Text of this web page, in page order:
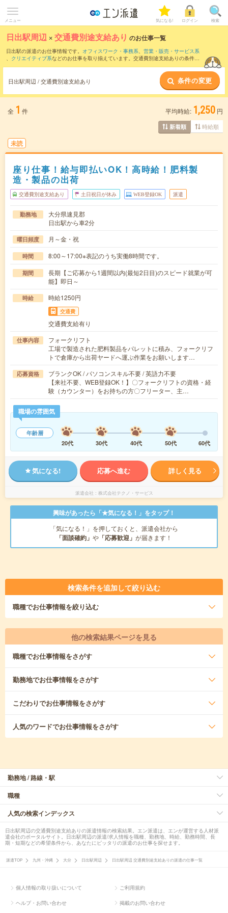
メニュー 気になる! ログイン 検索
日出駅周辺 ×交通費別途支給あり のお仕事一覧
日出駅の派遣のお仕事情報です。 オフィスワーク・事務系、 営業・販売・サービス系
、 クリエイティブ系などのお仕事を取り揃えています。交通費別途支給ありの条件の
日出駅周辺 / 交通費別途支給あり 条件の変更
全 1 件 平均時給: 1,250 円
新着順 時給順
未読
座り仕事！給与即払いOK！高時給！肥料製
造・製品の出荷
交通費別途支給あり 土日祝日が休み WEB登録OK 派遣
勤務地
大分県速見郡
日出駅から車2分
曜日頻度 月～金・祝
時間 8:00～17:00※表記のうち実働8時間です。
期間
長期【ご応募から1週間以内(最短2日目)のスピード就業が可
能】即日～
時給 時給1250円
交通費
交通費支給有り
仕事内容
フォークリフト
工場で製造された肥料製品をパレットに積み、フォークリフ
トで倉庫から出荷ヤードへ運ぶ作業をお願いします…
応募資格
ブランクOK / パソコンスキル不要 / 英語力不要
【来社不要、WEB登録OK！】〇フォークリフトの資格・経
験（カウンター）をお持ちの方〇フリーター、主…
職場の雰囲気
年齢層
20代
30代 40代 50代 60代
気になる! 応募へ進む 詳しく見る
派遣会社 株式会社テクノ・サービス
興味があったら「★気になる！」をタップ！
「気になる！」を押しておくと、派遣会社から
「面談確約」 や 「応募歓迎」 が届きます！
検索条件を追加して絞り込む
職種でお仕事情報を絞り込む
他の検索結果ページを見る
職種でお仕事情報をさがす
勤務地でお仕事情報をさがす
こだわりでお仕事情報をさがす
人気のワードでお仕事情報をさがす
勤務地 / 路線・駅
職種
人気の検索インデックス
日出駅周辺の交通費別途支給ありの派遣情報の検索結果。エン派遣は、エンが運営する人材派
遣会社のポータルサイト。日出駅周辺の派遣/求人情報を職種、勤務地、時給、勤務時間、長
期・短期などの希望条件から、あなたにピッタリの派遣のお仕事を探せます。
派遣TOP 九州・沖縄 大分 日出駅周辺 日出駅周辺 交通費別途支給ありの派遣の仕事一覧
個人情報の取り扱いについて ご利用規約
ヘルプ・お問い合わせ 掲載のお問い合わせ